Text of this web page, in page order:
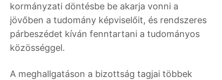
kormányzati döntésbe be akarja vonni a
jövőben a tudomány képviselőit, és rendszeres
párbeszédet kíván fenntartani a tudományos
közösséggel.
A meghallgatáson a bizottság tagjai többek